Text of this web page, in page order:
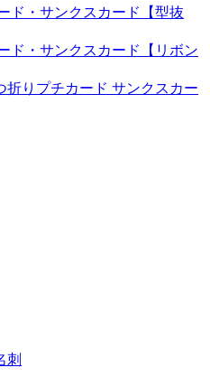
ド・サンクスカード【型抜
ド・サンクスカード【リボン
折りプチカード サンクスカー
刺